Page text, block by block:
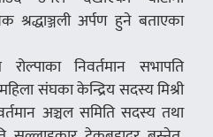
श्रद्धाञ्जली अर्पण हुने बताएका
रोल्पाका निवर्तमान सभापति
संघका केन्द्रिय सदस्य मिश्री
अञ्चल समिति सदस्य तथा